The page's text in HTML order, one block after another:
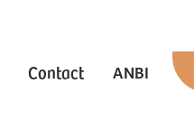
Contact ANBI